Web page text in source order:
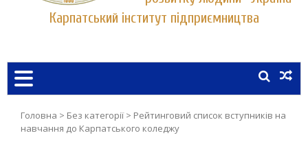
Карпатський інститут підприємництва
УНІВЕРСИТЕТУ "УКРАЇНА"
Головна > Без категорії> Рейтинговий список вступників на
навчання до Карпатського коледжу